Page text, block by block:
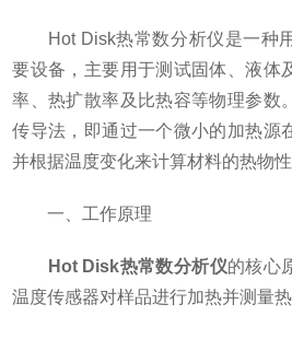
Hot Disk热常数分析仪是一种
要设备，主要用于测试固体、液体
率、热扩散率及比热容等物理参数
传导法，即通过一个微小的加热源
并根据温度变化来计算材料的热物性
一、工作原理
Hot Disk热常数分析仪的核心
温度传感器对样品进行加热并测量